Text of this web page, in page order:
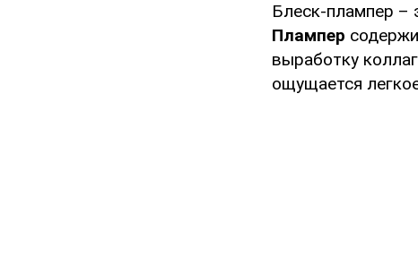
Блеск-плампер –
Плампер
выработку
ощущается